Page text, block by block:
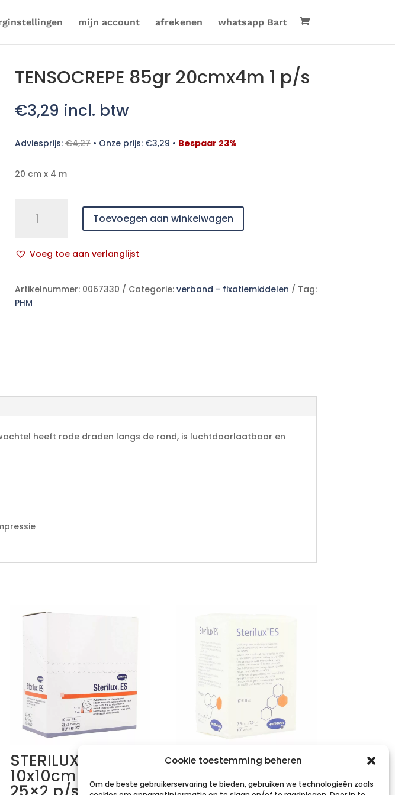
Cookie toestemming beheren
Om de beste gebruikerservaring te bieden, gebruiken we technologieën zoals
mijn account afrekenen whatsapp Bart
TENSOCREPE 85gr 20cmx4m 1 p/s
€3,29 incl. btw
Adviesprijs:€4,27• Onze prijs: €3,29 • Bespaar 23%
20 cm x 4 m
p/s
Toevoegen aan winkelwagen
Voeg toe aan verlanglijst
l
t
e
:
Artikelnummer: 0067330 Categorie: verband - fixatiemiddelen
Tag:
PHM
heeft rode draden langs de rand, is luchtdoorlaatbaar en
STERILUX ES
10x10cm 8l.st.
STERILUX ES
7,5×7,5cm 8l.nst.